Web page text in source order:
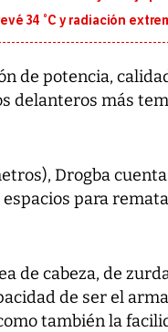
34 °C y radiación
de potencia,
delanteros más
Drogba
para
de cabeza, de
de ser el
también la